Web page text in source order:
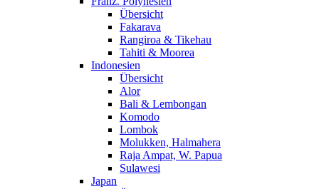
Übersicht
Fakarava
Rangiroa & Tikehau
Tahiti & Moorea
Indonesien
Übersicht
Alor
Bali & Lembongan
Komodo
Lombok
Molukken, Halmahera
Raja Ampat, W. Papua
Sulawesi
Japan